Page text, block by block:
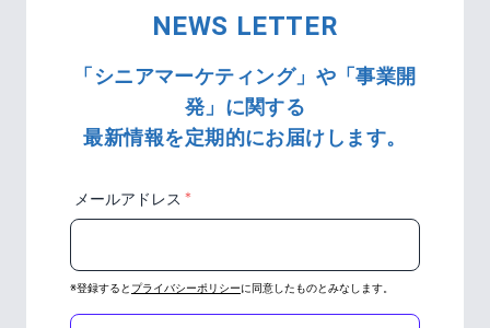
NEWS LETTER
「シニアマーケティング」や「事業開
発」に関する
最新情報を定期的にお届けします。
メールアドレス ＊
※登録すると プライバシーポリシーに同意したものとみなします。